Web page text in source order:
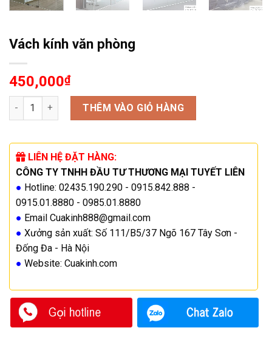
Vách kính văn phòng
450,000₫
Vách kính văn phòng số lượngTHÊM VÀO GIỎ HÀNG
LIÊN HỆ ĐẶT HÀNG:
CÔNG TY TNHH ĐẦU TƯ THƯƠNG MẠI TUYẾT LIÊN
● Hotline: 02435.190.290 - 0915.842.888 -
0915.01.8880 - 0985.01.8880
● Email Cuakinh888@gmail.com
● Xưởng sản xuất: Số 111/B5/37 Ngõ 167 Tây Sơn -
Đống Đa - Hà Nội
● Website: Cuakinh.com